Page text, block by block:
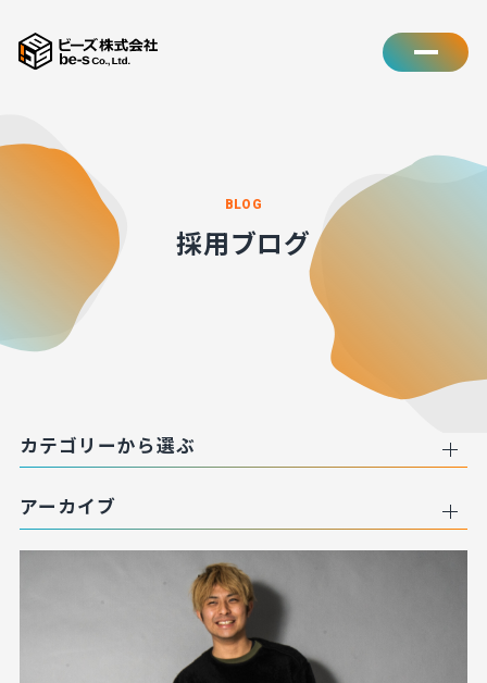
採用ブログ
BLOG
カテゴリーから選ぶ
アーカイブ